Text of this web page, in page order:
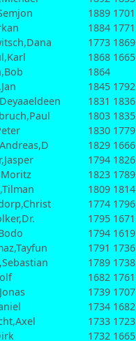
1889 1701
1884 1771
1773 1869
1868 1665
1864
1845 1792
1831 1836
1803 1835
1830 1779
1829 1666
1794 1826
1823 1789
1809 1814
1774 1796
1795 1671
1794 1619
1791 1736
1789 1738
1682 1761
1739 1707
1734 1682
1733 1723
1732 1665